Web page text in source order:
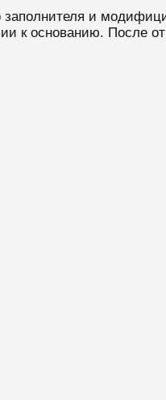
заполнителя и
к основанию. После